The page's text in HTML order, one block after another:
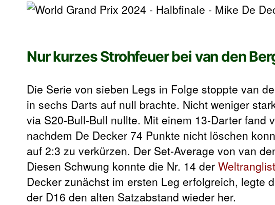
Nur kurzes Strohfeuer bei van den
Die Serie von sieben Legs in Folge stoppte van
in sechs Darts auf null brachte. Nicht weniger
via S20-Bull-Bull nullte. Mit einem 13-Darter fand
nachdem De Decker 74 Punkte nicht löschen
auf 2:3 zu verkürzen. Der Set-Average von van
Diesen Schwung konnte die Nr. 14 der
Decker zunächst im ersten Leg erfolgreich, legte
der D16 den alten Satzabstand wieder her.